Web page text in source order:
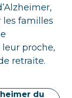
les familles
proche,
retraite.
du